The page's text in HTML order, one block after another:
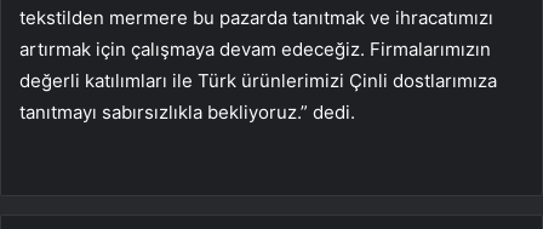
tekstilden mermere bu pazarda tanıtmak ve ihracatımızı
artırmak için çalışmaya devam edeceğiz. Firmalarımızın
değerli katılımları ile Türk ürünlerimizi Çinli dostlarımıza
tanıtmayı sabırsızlıkla bekliyoruz.” dedi.